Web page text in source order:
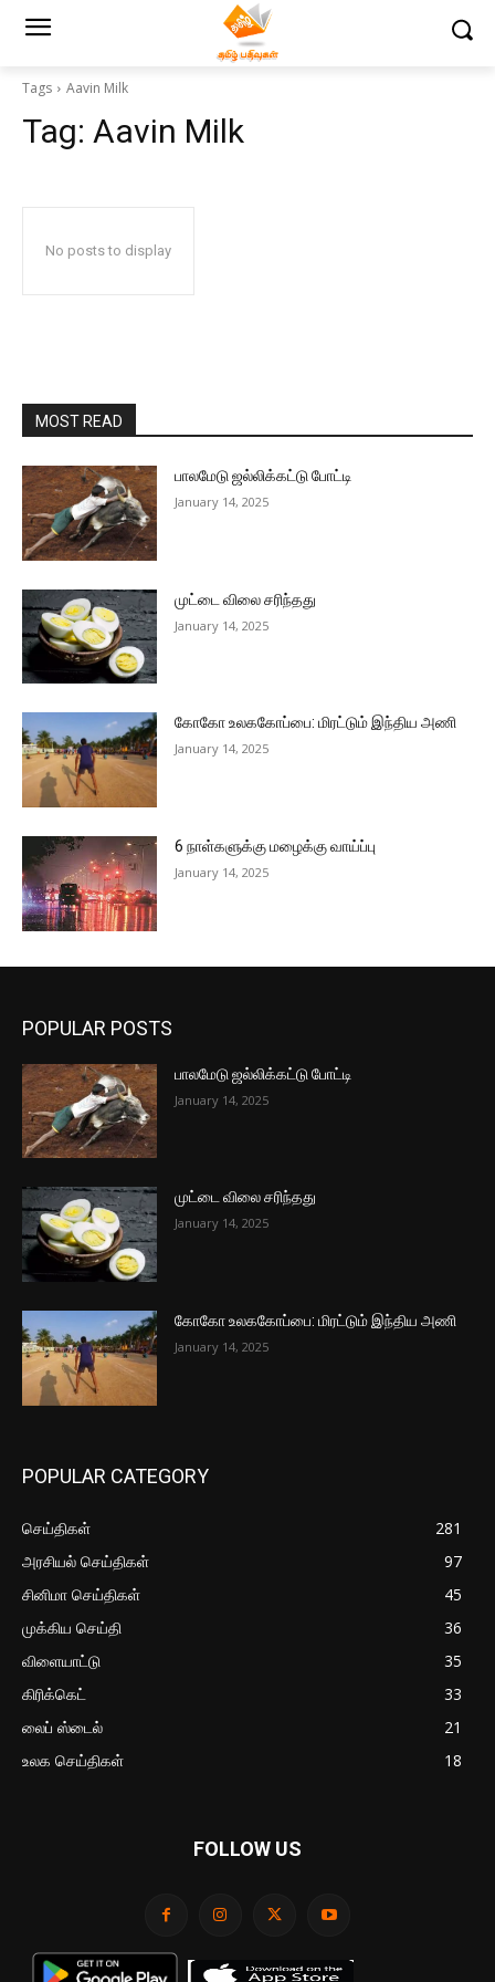
Tags Aavin Milk
Tag: Aavin Milk
No posts to display
MOST READ
பாலமேடு ஜல்லிக்கட்டு போட்டி
January 14, 2025
முட்டை விலை சரிந்தது
January 14, 2025
கோகோ உலககோப்பை: மிரட்டும் இந்திய அணி
January 14, 2025
6 நாள்களுக்கு மழைக்கு வாய்ப்பு
January 14, 2025
POPULAR POSTS
பாலமேடு ஜல்லிக்கட்டு போட்டி
January 14, 2025
முட்டை விலை சரிந்தது
January 14, 2025
கோகோ உலககோப்பை: மிரட்டும் இந்திய அணி
January 14, 2025
POPULAR CATEGORY
செய்திகள்
281
அரசியல் செய்திகள்
97
சினிமா செய்திகள்
45
முக்கிய செய்தி
36
விளையாட்டு
35
கிரிக்கெட்
33
லைப் ஸ்டைல்
21
உலக செய்திகள்
18
FOLLOW US